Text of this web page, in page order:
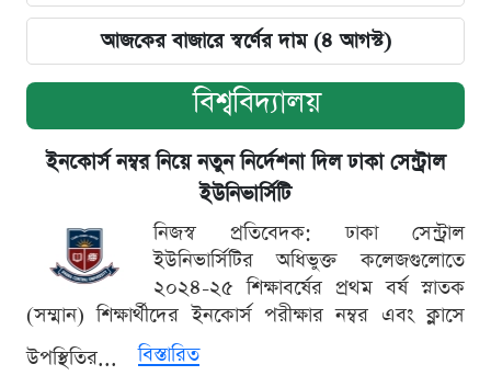
আজকের বাজারে স্বর্ণের দাম (৪ আগস্ট)
বিশ্ববিদ্যালয়
ইনকোর্স নম্বর নিয়ে নতুন নির্দেশনা দিল ঢাকা সেন্ট্রাল
ইউনিভার্সিটি
নিজস্ব প্রতিবেদক: ঢাকা সেন্ট্রাল
ইউনিভার্সিটির অধিভুক্ত কলেজগুলোতে
২০২৪-২৫ শিক্ষাবর্ষের প্রথম বর্ষ স্নাতক
(সম্মান) শিক্ষার্থীদের ইনকোর্স পরীক্ষার নম্বর এবং ক্লাসে
উপস্থিতির...
বিস্তারিত